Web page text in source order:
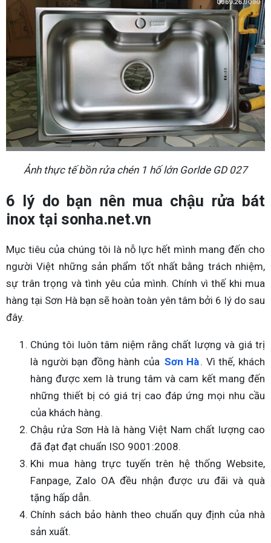
Ảnh thực tế bồn rửa chén 1 hố lớn Gorlde GD 027
6 lý do bạn nên mua chậu rửa bát
inox tại sonha.net.vn
Mục tiêu của chúng tôi là nỗ lực hết mình mang đến cho
người Việt những sản phẩm tốt nhất bằng trách nhiệm,
sự trân trọng và tình yêu của mình. Chính vì thế khi mua
hàng tại Sơn Hà bạn sẽ hoàn toàn yên tâm bởi 6 lý do sau
đây.
Chúng tôi luôn tâm niệm rằng chất lượng và giá trị
là người bạn đồng hành của Sơn Hà. Vì thế, khách
hàng được xem là trung tâm và cam kết mang đến
những thiết bị có giá trị cao đáp ứng mọi nhu cầu
của khách hàng.
Chậu rửa Sơn Hà là hàng Việt Nam chất lượng cao
đã đạt đạt chuẩn ISO 9001:2008.
Khi mua hàng trực tuyến trên hệ thống Website,
Fanpage, Zalo OA đều nhận được ưu đãi và quà
tặng hấp dẫn.
Chính sách bảo hành theo chuẩn quy định của nhà
sản xuất.